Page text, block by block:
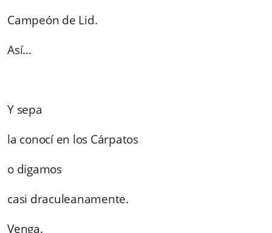
Campeón de Lid.
Así…
Y sepa
la conocí en los Cárpatos
o digamos
casi draculeanamente.
Venga.